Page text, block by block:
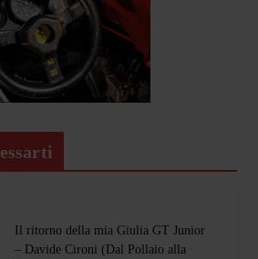
Il ritorno della mia Giulia GT Junior
– Davide Cironi (Dal Pollaio alla